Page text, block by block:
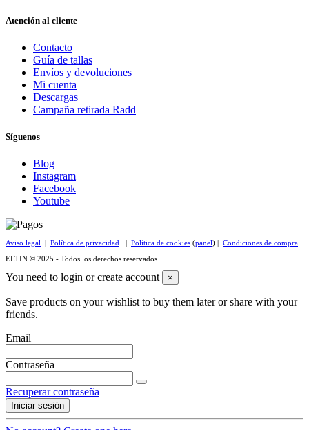
Atención al cliente
Contacto
Guía de tallas
Envíos y devoluciones
Mi cuenta
Descargas
Campaña retirada Radd
Síguenos
Blog
Instagram
Facebook
Youtube
Aviso legal Política de privacidad Política de cookies (panel) | Condiciones de compra
ELTIN © 2025 - Todos los derechos reservados.
You need to login or create account ×
Save products on your wishlist to buy them later or share with your
friends.
Email
Contraseña
Recuperar contraseña
Iniciar sesión